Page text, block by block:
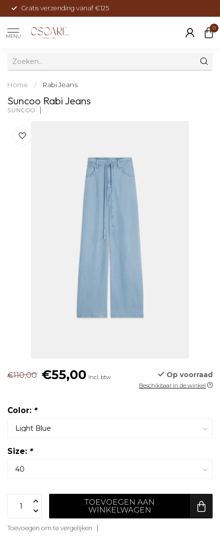
Gratis verzending vanaf €125
MENU
0
Home / Rabi Jeans
Suncoo Rabi Jeans
SUNCOO
€110,00 €55,00 Incl. btw Op voorraad
Beschikbaar in de winkel
Color: *
Size: *
TOEVOEGEN AAN
WINKELWAGEN
Toevoegen om te vergelijken